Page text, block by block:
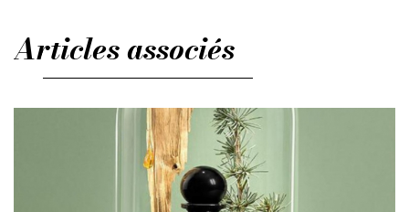
Articles associés